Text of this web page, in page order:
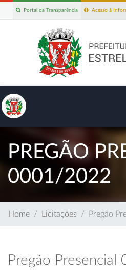
Acesso à
Portal da Transparência
PREGÃO
0001/2022
Home Licitações Pregão
Pregão